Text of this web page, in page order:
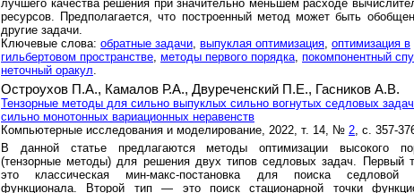
лучшего качества решения при значительно меньшем расходе
ресурсов. Предполагается, что построенный метод может быть
другие задачи.
Ключевые слова: обратные задачи выпуклая оптимизация оптимизация в
гильбертовом пространстве методы первого порядка покомпонентный
неточный оракул
Остроухов П.А., Камалов Р.А., Двуреченский П.Е., Гасников А.В.
Тензорные методы для сильно выпуклых сильно вогнутых седловых
сильно монотонных вариационных неравенств
Компьютерные исследования и моделирование, 2022, т. 14, № 2, с. 357-
В данной статье предлагаются методы оптимизации высокого
(тензорные методы) для решения двух типов седловых задач. Первый
это классическая мин-макс-постановка для поиска седловой
функционала. Второй тип — это поиск стационарной точки